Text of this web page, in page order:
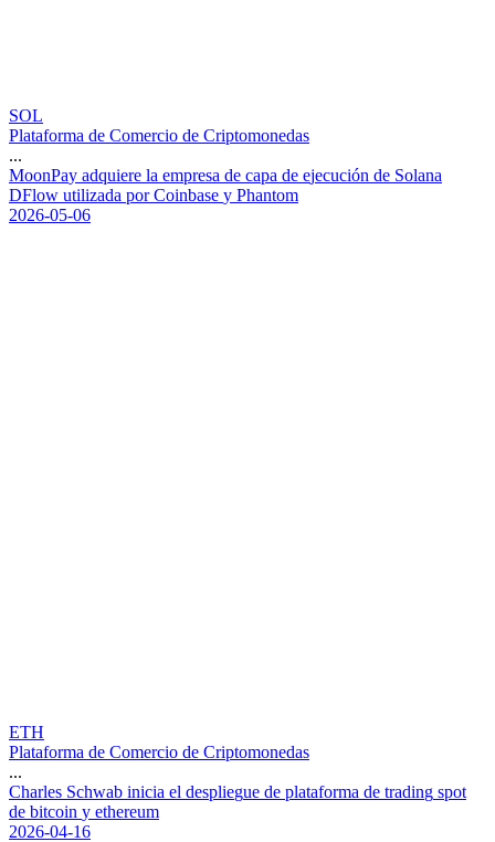
SOL
Plataforma de Comercio de Criptomonedas
...
MoonPay adquiere la empresa de capa de ejecución de Solana
DFlow utilizada por Coinbase y Phantom
2026-05-06
ETH
Plataforma de Comercio de Criptomonedas
...
Charles Schwab inicia el despliegue de plataforma de trading spot
de bitcoin y ethereum
2026-04-16